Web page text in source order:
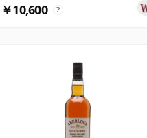
￥10,600 ?